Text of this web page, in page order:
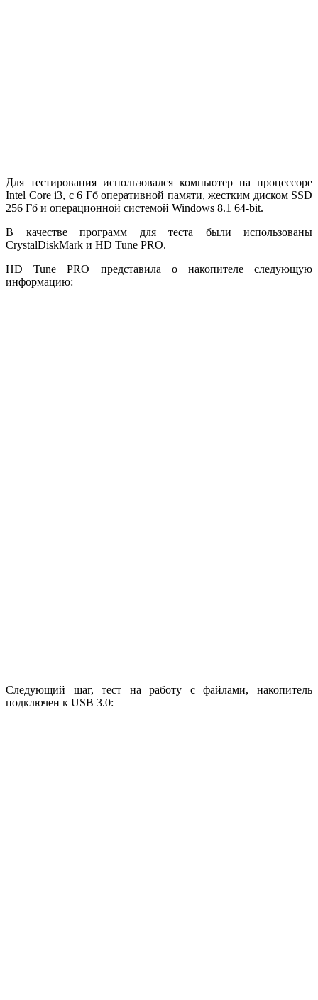
Для тестирования использовался компьютер на процессоре
Intel Core i3, с 6 Гб оперативной памяти, жестким диском SSD
256 Гб и операционной системой Windows 8.1 64-bit.
В качестве программ для теста были использованы
CrystalDiskMark и HD Tune PRO.
HD Tune PRO представила о накопителе следующую
информацию:
Следующий шаг, тест на работу с файлами, накопитель
подключен к USB 3.0: